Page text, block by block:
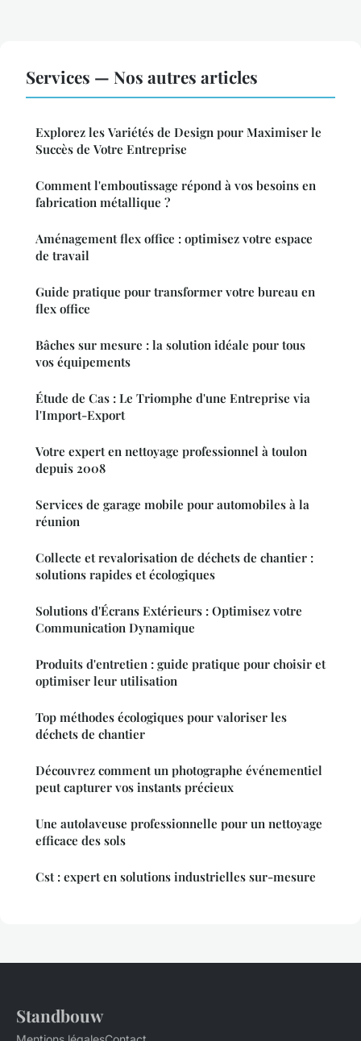
Services — Nos autres articles
Explorez les Variétés de Design pour Maximiser le
Succès de Votre Entreprise
Comment l'emboutissage répond à vos besoins en
fabrication métallique ?
Aménagement flex office : optimisez votre espace
de travail
Guide pratique pour transformer votre bureau en
flex office
Bâches sur mesure : la solution idéale pour tous
vos équipements
Étude de Cas : Le Triomphe d'une Entreprise via
l'Import-Export
Votre expert en nettoyage professionnel à toulon
depuis 2008
Services de garage mobile pour automobiles à la
réunion
Collecte et revalorisation de déchets de chantier :
solutions rapides et écologiques
Solutions d'Écrans Extérieurs : Optimisez votre
Communication Dynamique
Produits d'entretien : guide pratique pour choisir et
optimiser leur utilisation
Top méthodes écologiques pour valoriser les
déchets de chantier
Découvrez comment un photographe événementiel
peut capturer vos instants précieux
Une autolaveuse professionnelle pour un nettoyage
efficace des sols
Cst : expert en solutions industrielles sur-mesure
Standbouw